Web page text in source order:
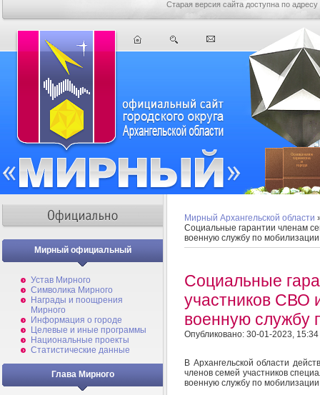
Старая версия сайта доступна по адресу
Мирный официальный
Устав Мирного
Символика Мирного
Награды и поощрения
Мирного
Информация о городе
Целевые и иные программы
Национальные проекты
Статистические данные
Глава Мирного
Мирный Архангельской области
Социальные гарантии членам
военную службу по мобилизации
Социальные
участников СВО
военную службу
Опубликовано: 30-01-2023, 15:34
В Архангельской области
членов семей участников
военную службу по